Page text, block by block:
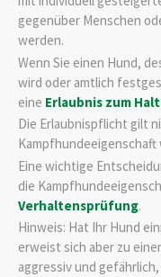
gegenüber Menschen
werden.
Wenn Sie einen Hund,
wird oder amtlich
eine Erlaubnis zum
Die Erlaubnispflicht gilt
Eine wichtige
die
Verhaltensprüfung.
Hinweis: Hat Ihr Hund
erweist sich aber zu
aggressiv und